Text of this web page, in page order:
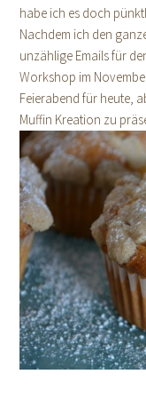
habe ich es doch
Nachdem ich den
unzählige Emails für
Workshop im
Feierabend für heute,
Muffin Kreation zu